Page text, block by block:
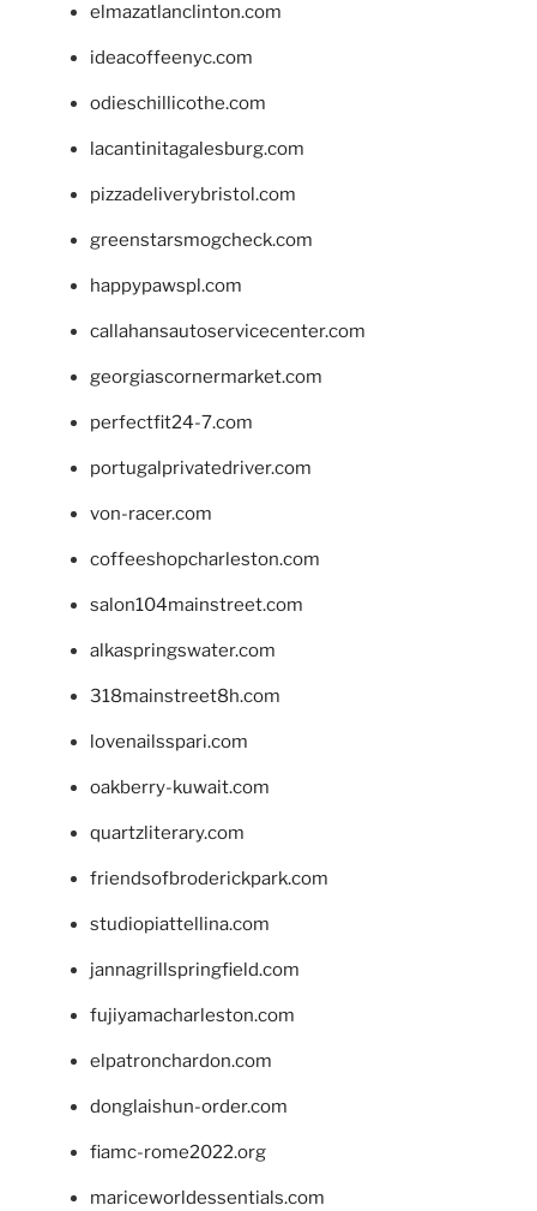
elmazatlanclinton.com
ideacoffeenyc.com
odieschillicothe.com
lacantinitagalesburg.com
pizzadeliverybristol.com
greenstarsmogcheck.com
happypawspl.com
callahansautoservicecenter.com
georgiascornermarket.com
perfectfit24-7.com
portugalprivatedriver.com
von-racer.com
coffeeshopcharleston.com
salon104mainstreet.com
alkaspringswater.com
318mainstreet8h.com
lovenailsspari.com
oakberry-kuwait.com
quartzliterary.com
friendsofbroderickpark.com
studiopiattellina.com
jannagrillspringfield.com
fujiyamacharleston.com
elpatronchardon.com
donglaishun-order.com
fiamc-rome2022.org
mariceworldessentials.com